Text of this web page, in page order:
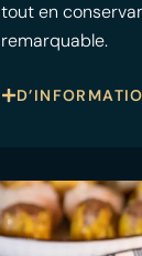
tout en
remarquable.